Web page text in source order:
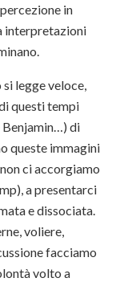
in
interpretazioni
legge veloce,
questi tempi
Benjamin…) di
queste immagini
ci accorgiamo
a presentarci
e dissociata.
voliere,
facciamo
volto a